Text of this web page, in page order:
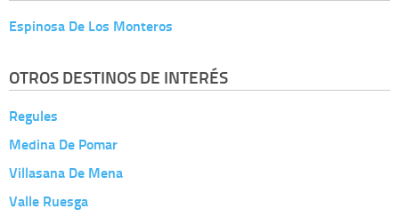
Espinosa De Los Monteros
OTROS DESTINOS DE INTERÉS
Regules
Medina De Pomar
Villasana De Mena
Valle Ruesga